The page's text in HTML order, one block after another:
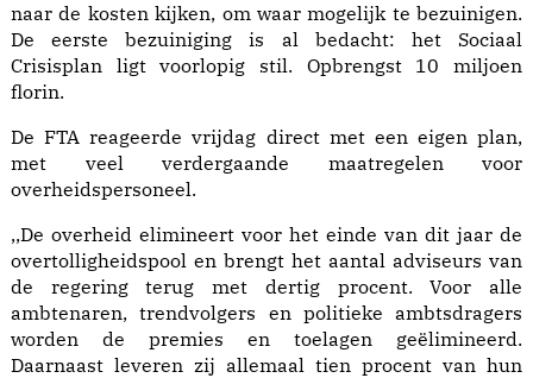
naar de kosten kijken, om waar mogelijk te bezuinigen.
De eerste bezuiniging is al bedacht: het Sociaal
Crisisplan ligt voorlopig stil. Opbrengst 10 miljoen
florin.
De FTA reageerde vrijdag direct met een eigen plan,
met veel verdergaande maatregelen voor
overheidspersoneel.
,,De overheid elimineert voor het einde van dit jaar de
overtolligheidspool en brengt het aantal adviseurs van
de regering terug met dertig procent. Voor alle
ambtenaren, trendvolgers en politieke ambtsdragers
worden de premies en toelagen geëlimineerd.
Daarnaast leveren zij allemaal tien procent van hun